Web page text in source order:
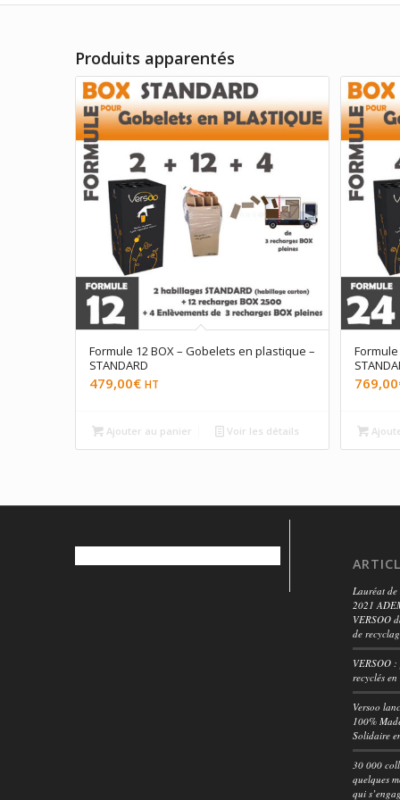
Produits apparentés
Formule 12 BOX – Gobelets en plastique –
STANDARD
479,00€ HT
Ajouter au panier Voir les détails
769,00
Lauréat
2021
VERSOO
de
VERSOO
recyclés
Versoo
100%
Solidaire
30 000
quelques
qui